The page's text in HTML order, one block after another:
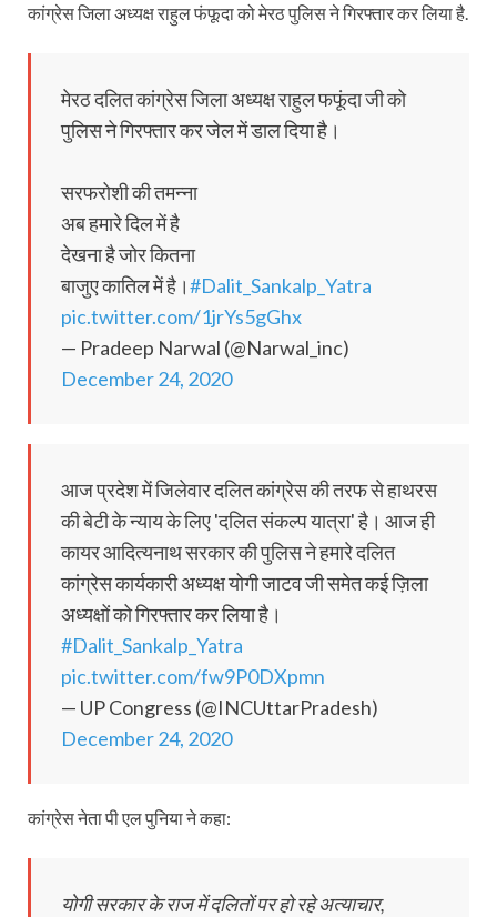
कांग्रेस जिला अध्यक्ष राहुल फंफूदा को मेरठ पुलिस ने गिरफ्तार कर लिया है.
मेरठ दलित कांग्रेस जिला अध्यक्ष राहुल फफूंदा जी को
पुलिस ने गिरफ्तार कर जेल में डाल दिया है।
सरफरोशी की तमन्ना
अब हमारे दिल में है
देखना है जोर कितना
बाजुए कातिल में है।#Dalit_Sankalp_Yatra
pic.twitter.com/1jrYs5gGhx
— Pradeep Narwal (@Narwal_inc)
December 24, 2020
आज प्रदेश में जिलेवार दलित कांग्रेस की तरफ से हाथरस
की बेटी के न्याय के लिए 'दलित संकल्प यात्रा' है। आज ही
कायर आदित्यनाथ सरकार की पुलिस ने हमारे दलित
कांग्रेस कार्यकारी अध्यक्ष योगी जाटव जी समेत कई ज़िला
अध्यक्षों को गिरफ्तार कर लिया है।
#Dalit_Sankalp_Yatra
pic.twitter.com/fw9P0DXpmn
— UP Congress (@INCUttarPradesh)
December 24, 2020
कांग्रेस नेता पी एल पुनिया ने कहा:
योगी सरकार के राज में दलितों पर हो रहे अत्याचार,